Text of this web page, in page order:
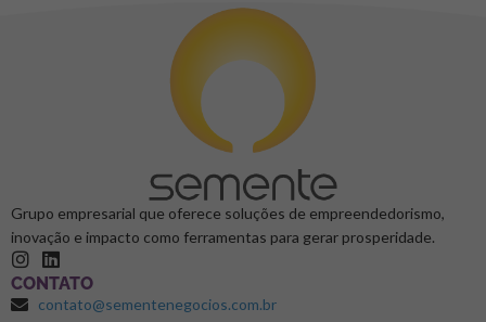
Grupo empresarial que oferece soluções de empreendedorismo,
inovação e impacto como ferramentas para gerar prosperidade.
CONTATO
contato@sementenegocios.com.br